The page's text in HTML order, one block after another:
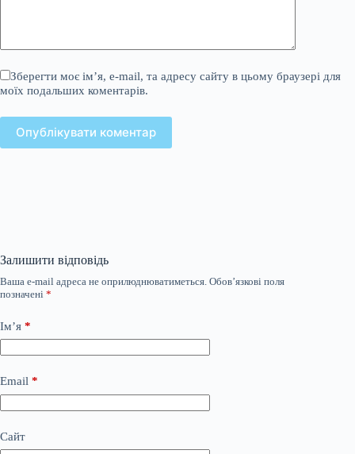
Зберегти моє ім’я, e-mail, та адресу сайту в цьому браузері для
моїх подальших коментарів.
Опублікувати коментар
Залишити відповідь
Ваша e-mail адреса не оприлюднюватиметься. Обов’язкові поля
позначені *
Ім’я *
Email *
Сайт